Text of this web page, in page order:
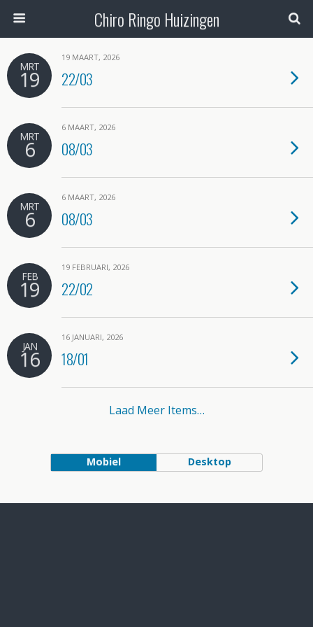
Chiro Ringo Huizingen
MRT
19
19 MAART, 2026
22/03
MRT
6
6 MAART, 2026
08/03
MRT
6
6 MAART, 2026
08/03
FEB
19
19 FEBRUARI, 2026
22/02
JAN
16
16 JANUARI, 2026
18/01
Laad Meer Items…
Mobiel Desktop